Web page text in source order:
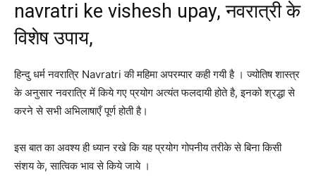
navratri ke vishesh upay, नवरात्री के
विशेष उपाय,
हिन्दु धर्म नवरात्रि Navratri की महिमा अपरम्पार कही गयी है । ज्योतिष शास्त्र
के अनुसार नवरात्रि में किये गए प्रयोग अत्यंत फलदायी होते है, इनको श्रद्धा से
करने से सभी अभिलाषाएँ पूर्ण होती है।
इस बात का अवश्य ही ध्यान रखे कि यह प्रयोग गोपनीय तरीके से बिना किसी
संशय के, सात्विक भाव से किये जाये ।